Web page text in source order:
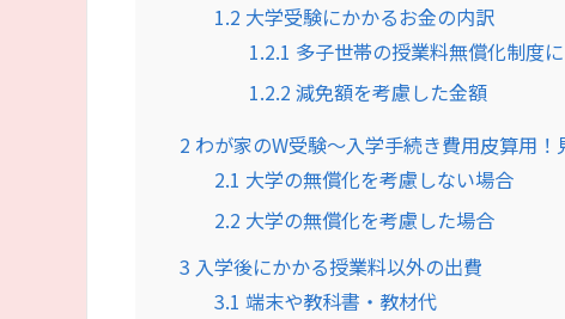
1.2 大学受験にかかるお金の内訳
1.2.1 多子世帯の授業料無償化制度
1.2.2 減免額を考慮した金額
2 わが家のW受験～入学手続き費用皮算用
2.1 大学の無償化を考慮しない場合
2.2 大学の無償化を考慮した場合
3 入学後にかかる授業料以外の出費
3.1 端末や教科書・教材代